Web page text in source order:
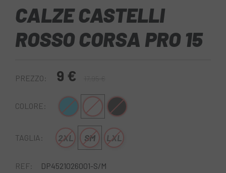
CALZE CASTELLI
ROSSO CORSA PRO 15
PREZZO: 9 €
COLORE: Blu Bianco Nero
TAGLIA: 2XL SM LXL
REF: DP4521026001-S/M